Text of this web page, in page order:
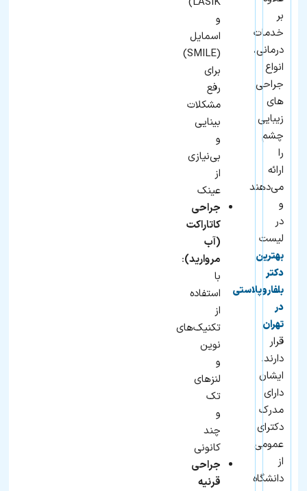
بر
خدمات
درمانی،
انواع
جراحی
های
زیبایی
چشم
را
ارائه
می‌دهند
و
در
لیست
بهترین
دکتر
بلفاروپلاستی
در
تهران
قرار
دارند.
ایشان
دارای
مدرک
دکترای
عمومی
از
دانشگاه
و
اسمایل
(SMILE)
برای
رفع
مشکلات
بینایی
و
بی‌نیازی
از
عینک
جراحی
کاتاراکت
(آب
مروارید):
با
استفاده
از
تکنیک‌های
نوین
و
لنزهای
تک
و
چند
کانونی
جراحی
قرنیه